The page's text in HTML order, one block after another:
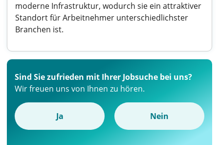
moderne Infrastruktur, wodurch sie ein attraktiver
Standort für Arbeitnehmer unterschiedlichster
Branchen ist.
Sind Sie zufrieden mit Ihrer Jobsuche bei uns?
Wir freuen uns von Ihnen zu hören.
Ja Nein